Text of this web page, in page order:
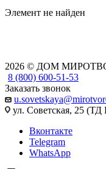
Элемент не найден
2026 © ДОМ
8 (800) 600-51-53
Заказать звонок
ул. Советская, 25 (ТД
Вконтакте
Telegram
WhatsApp